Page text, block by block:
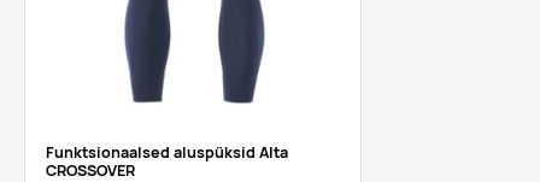
Funktsionaalsed aluspüksid Alta
CROSSOVER